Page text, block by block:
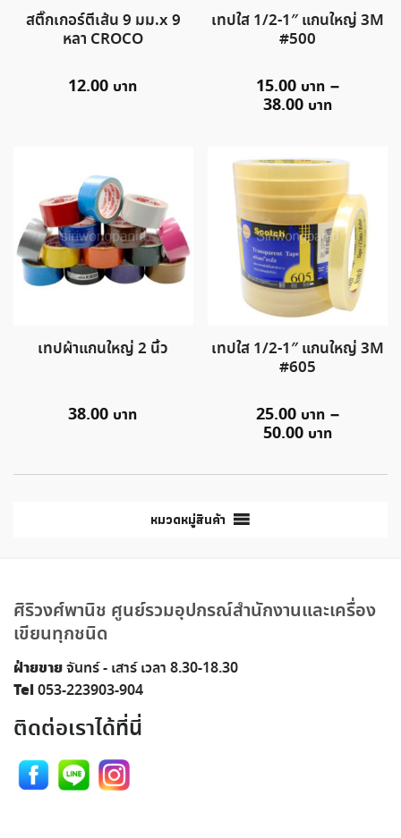
สติ๊กเกอร์ตีเส้น 9 มม.x 9
หลา CROCO
12.00
เทปใส 1/2-1″ แกนใหญ่ 3M
#500
15.00
–
38.00
เทปผ้าแกนใหญ่ 2 นิ้ว
38.00
เทปใส 1/2-1″ แกนใหญ่ 3M
#605
25.00
–
50.00
หมวดหมู่สินค้า
ศิริวงศ์พานิช ศูนย์รวมอุปกรณ์สำนักงานและเครื่อง
เขียนทุกชนิด
ฝ่ายขายจันทร์ - เสาร์ เวลา 8.30-18.30
Tel053-223903-904
ติดต่อเราได้ที่นี่